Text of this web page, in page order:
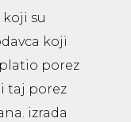
koji su
koji
porez
taj porez
izrada